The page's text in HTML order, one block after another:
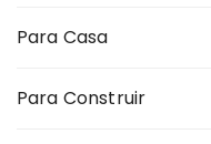
Para Casa
Para Construir